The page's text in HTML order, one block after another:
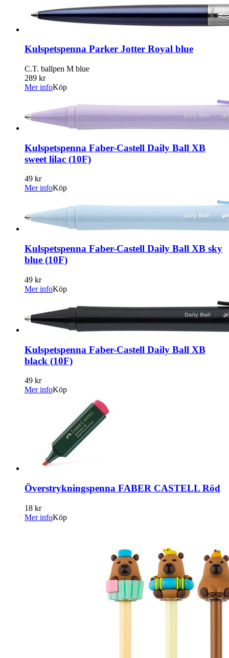
Kulspetspenna Parker Jotter Royal blue
C.T. ballpen M blue
289 kr
Mer infoKöp
Kulspetspenna Faber-Castell Daily Ball XB
sweet lilac (10F)
49 kr
Mer infoKöp
Kulspetspenna Faber-Castell Daily Ball XB sky
blue (10F)
49 kr
Mer infoKöp
Kulspetspenna Faber-Castell Daily Ball XB
black (10F)
49 kr
Mer infoKöp
Överstrykningspenna FABER CASTELL Röd
18 kr
Mer infoKöp